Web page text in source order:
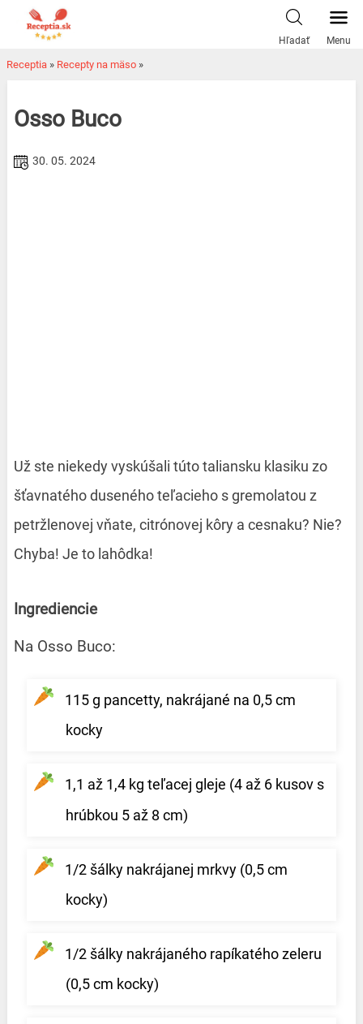
Hľadať Menu
Receptia » Recepty na mäso »
Osso Buco
30. 05. 2024
Už ste niekedy vyskúšali túto taliansku klasiku zo
šťavnatého duseného teľacieho s gremolatou z
petržlenovej vňate, citrónovej kôry a cesnaku? Nie?
Chyba! Je to lahôdka!
Ingrediencie
Na Osso Buco:
115 g pancetty, nakrájané na 0,5 cm
kocky
1,1 až 1,4 kg teľacej gleje (4 až 6 kusov s
hrúbkou 5 až 8 cm)
1/2 šálky nakrájanej mrkvy (0,5 cm
kocky)
1/2 šálky nakrájaného rapíkatého zeleru
(0,5 cm kocky)